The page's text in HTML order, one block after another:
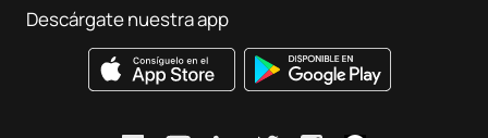
Descárgate nuestra app